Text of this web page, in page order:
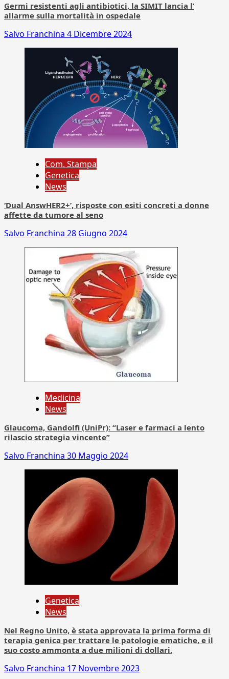
Germi resistenti agli antibiotici, la SIMIT lancia l’
allarme sulla mortalità in ospedale
Salvo Franchina 4 Dicembre 2024
Com. Stampa
Genetica
News
‘Dual AnswHER2+’, risposte con esiti concreti a donne
affette da tumore al seno
Salvo Franchina 28 Giugno 2024
Medicina
News
Glaucoma, Gandolfi (UniPr): “Laser e farmaci a lento
rilascio strategia vincente”
Salvo Franchina 30 Maggio 2024
Genetica
News
Nel Regno Unito, è stata approvata la prima forma di
terapia genica per trattare le patologie ematiche, e il
suo costo ammonta a due milioni di dollari.
Salvo Franchina 17 Novembre 2023